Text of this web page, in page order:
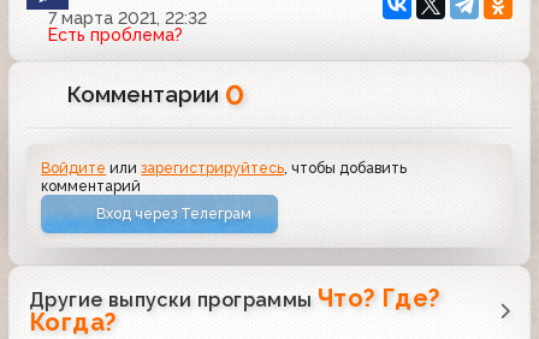
7 марта 2021, 22:32
Есть проблема?
Комментарии 0
Войдите илизарегистрируйтесь , чтобы добавить
комментарий
Вход через Телеграм
Другие выпуски программы Что? Где?
Когда?